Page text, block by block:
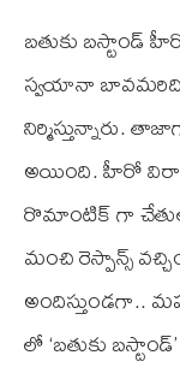
బతుకు బస్టాండ్
స్వయానా
నిర్మిస్తున్నారు.
అయింది. హీరో
రొమాంటిక్ గా చేతులు
మంచి రెస్పాన్స్
అందిస్తుండగా..
లో ‘బతుకు